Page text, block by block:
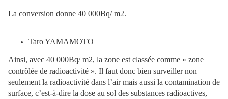
La conversion donne 40 000Bq/ m2.
Taro YAMAMOTO
Ainsi, avec 40 000Bq/ m2, la zone est classée comme « zone
contrôlée de radioactivité ». Il faut donc bien surveiller non
seulement la radioactivité dans l’air mais aussi la contamination de
surface, c’est-à-dire la dose au sol des substances radioactives,